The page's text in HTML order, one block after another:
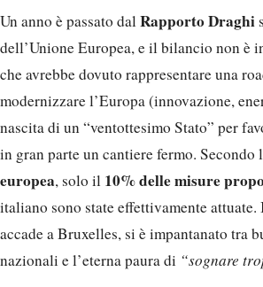
Un anno è passato dalRapporto Draghi
dell’Unione Europea, e il bilancio non è
che avrebbe dovuto rappresentare una
modernizzare l’Europa (innovazione,
nascita di un “ventottesimo Stato” per
in gran parte un cantiere fermo. Secondo
europea, solo il 10% delle misure
italiano sono state effettivamente attuate.
accade a Bruxelles, si è impantanato tra
nazionali e l’eterna paura di “sognare